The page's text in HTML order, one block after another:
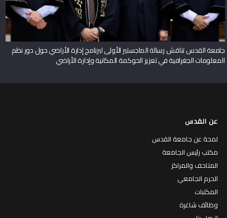
جامعة القدس تناقش رسالة الماجستير الأولى لبرنامج إدارة الأراضي حول دور نظم
المعلومات الجغرافية في تعزيز الحوكمة المكانية وإدارة الأراضي
عن القدس
لمحة عن جامعة القدس
مكتب رئيس الجامعة
المتاحف والمراكز
الحرم الجامعي
المكتبات
وظائف شاغرة